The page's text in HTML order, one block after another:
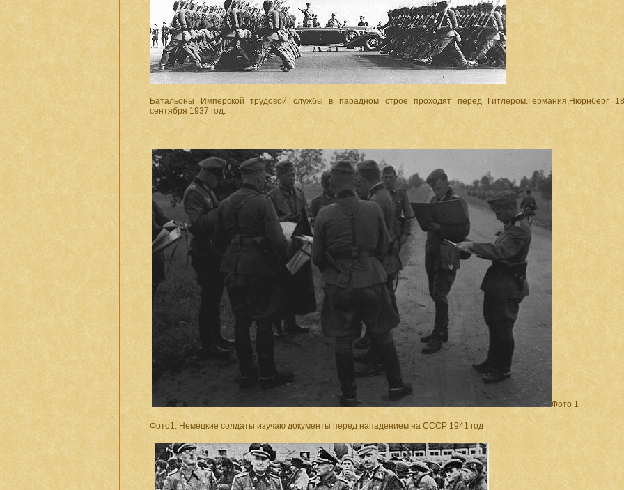
Батальоны Имперской трудовой службы в парадном строе проходят перед Гитлером.Германия,Нюрнберг 18
сентября 1937 год.
Фото 1
Фото1. Немецкие солдаты изучаю документы перед нападением на СССР 1941 год